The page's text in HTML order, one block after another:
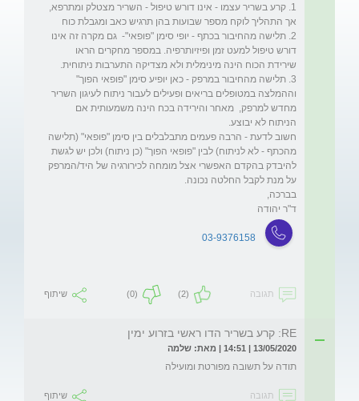
1. קרע בשריר עצמו - אינו דורש טיפול - השריר מצטלק ומתרפא,
2. תלישה מהחיבור בכתף - יופי סימן "פופאי"-  גם מקרה זה אינו
דורש טיפול למעט זמן ופיזיותרפיה. במספר מחקרים הראו
3. תלישה מהחיבור במרפק - כאן יופיע סימן "פופאי הפוך"
וההמלצה במטופלים בריאים ופעילים לעבור ניתוח לעיגון השריר
מחדש למרפק,  מאחר והירידה בכח הינה משמעותית אם
חשוב לדעת - הרבה פעמים מתבלבלים בין סימן "פופאי" (תלישה
מהכתף - לא לניתוח) לבין "פופאי הפוך" (כן ניתוח) ולכן יש לגשת
להיבדק בהקדם האפשרי אצל מומחה לכירורגיה של היד/המרפק
ד"ר יהודה
03-9376158
תגובה (2)
(0) שיתוף
RE: קרע בשריר הדו ראשי בזרוע ימין
13/05/2020 | 14:51 | מאת: שלמה
תודה על תשובה מפורטת ומועילה
תגובה שיתוף